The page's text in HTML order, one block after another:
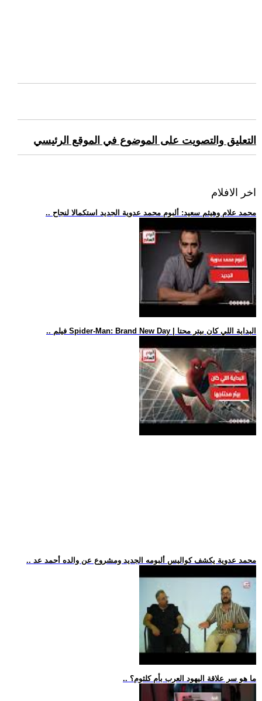
التعليق والتصويت على الموضوع في الموقع الرئيسي
اخر الافلام
.. محمد علام وهيثم سعيد: ألبوم محمد عدوية الجديد استكمالا لنجاح
.. فيلم Spider-Man: Brand New Day | البداية اللي كان بيتر محتا
.. محمد عدوية يكشف كواليس ألبومه الجديد ومشروع عن والده أحمد عد
.. ما هو سر علاقة اليهود العرب بأم كلثوم؟